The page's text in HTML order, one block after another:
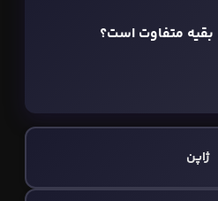
بقیه متفاوت است؟
ژاپن